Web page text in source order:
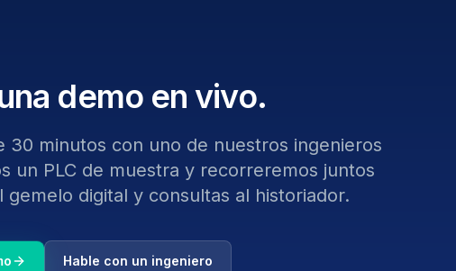
demo en vivo.
30 minutos con uno de nuestros ingenieros
un PLC de muestra y recorreremos juntos
gemelo digital y consultas al historiador.
Hable con un ingeniero